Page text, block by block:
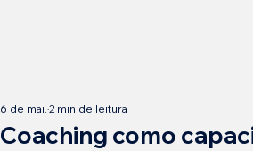
Coaching como
6 de mai. 2 min de leitura